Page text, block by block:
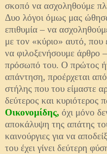
σκοπό να ασχοληθούμε
Δυο λόγοι όμως μας
επιθυμία – να
με τον «κύριο» αυτό, που
να φιλοξενήσουμε άρθρο
πρόσωπό του. Ο πρώτος
απάντηση, προέρχεται
στήλης που του είμαστε
δεύτερος και κυριότερος
Οικονομίδης, όχι μόνο
αποκάλυψη της απάτης
καινούργιες για να
του έχει γίνει δεύτερη